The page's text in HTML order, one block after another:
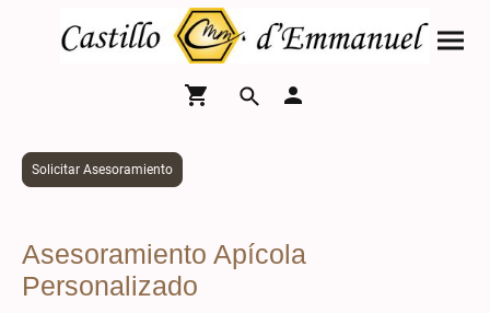
Solicitar Asesoramiento
Asesoramiento Apícola
Personalizado